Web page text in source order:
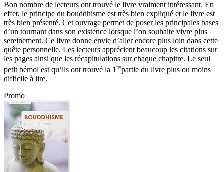
Bon nombre de lecteurs ont trouvé le livre vraiment intéressant. En
effet, le principe du bouddhisme est très bien expliqué et le livre est
très bien présenté. Cet ouvrage permet de poser les principales bases
d’un tournant dans son existence lorsque l’on souhaite vivre plus
sereinement. Ce livre donne envie d’aller encore plus loin dans cette
quête personnelle. Les lecteurs apprécient beaucoup les citations sur
les pages ainsi que les récapitulations sur chaque chapitre. Le seul
petit bémol est qu’ils ont trouvé la 1repartie du livre plus ou moins
difficile à lire.
Promo